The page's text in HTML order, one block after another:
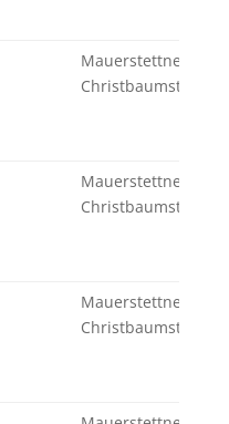
Mauerstettner
Christbaumstadel
Mauerstettner
Christbaumstadel
Mauerstettner
Christbaumstadel